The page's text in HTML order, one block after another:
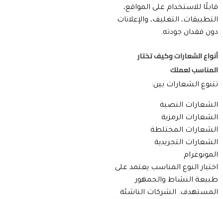
قابلًا للاستخدام على المواقع،
التطبيقات، التغليف، والإعلانات
دون فقدان جودته.
أنواع الشعارات وكيف تختار
المناسب لعملك
تتنوع الشعارات بين:
الشعارات النصية
الشعارات الرمزية
الشعارات المختلطة
الشعارات التجريدية
المونوغرام
اختيار النوع المناسب يعتمد على
طبيعة النشاط والجمهور
المستهدف. الشركات الناشئة